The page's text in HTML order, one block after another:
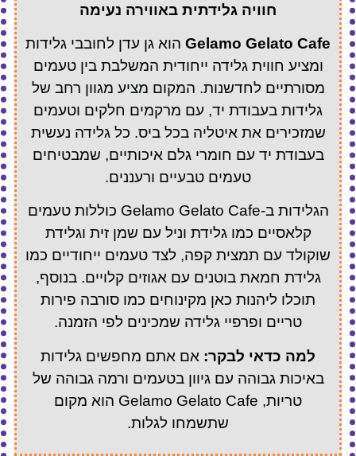
חוויה גלידתית באווירה נעימה
Gelamo Gelato Cafe הוא גן עדן לחובבי גלידות
ומציע חווית גלידה ייחודית המשלבת בין טעמים
מסורתיים לחדשנות. המקום מציע מגוון רחב של
גלידות בעבודת יד, עם מרקמים חלקים וטעמים
שמזכירים את איטליה בכל ביס. כל גלידה נעשית
בעבודת יד עם חומרי גלם איכותיים, שמבטיחים
טעמים טבעיים ורעננים.
הגלידות ב-Gelamo Gelato Cafe כוללות טעמים
קלאסיים כמו גלידת וניל עם שמן זית וגלידת
שוקולד עם תמצית קפה, לצד טעמים ייחודיים כמו
גלידת חמאת בוטנים עם אגוזים קלויים. בנוסף,
תוכלו ליהנות כאן מקינוחים כמו סורבה פירות
טריים ופרפיי גלידה שמכינים לפי הזמנה.
למה כדאי לבקר: אם אתם מחפשים גלידות
באיכות גבוהה עם גיוון בטעמים ורמה גבוהה של
טריות, Gelamo Gelato Cafe הוא מקום
שתשמחו לגלות.